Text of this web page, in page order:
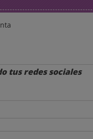
tus redes sociales